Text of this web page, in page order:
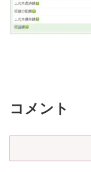
コメント